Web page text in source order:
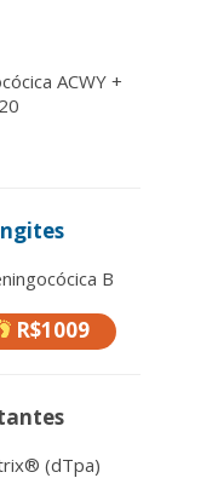
ACWY +
B
R$1009
(dTpa)